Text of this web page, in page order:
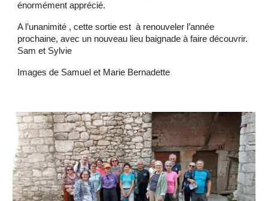
énormément apprécié.
A l’unanimité , cette sortie est à renouveler l’année
prochaine, avec un nouveau lieu baignade à faire découvrir.
Sam et Sylvie
Images de Samuel et Marie Bernadette